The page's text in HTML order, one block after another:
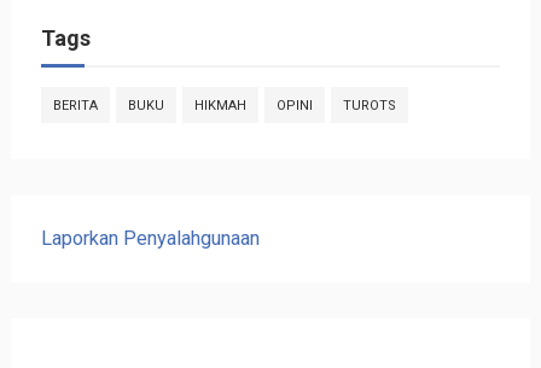
Tags
BERITA BUKU HIKMAH OPINI TUROTS
Laporkan Penyalahgunaan